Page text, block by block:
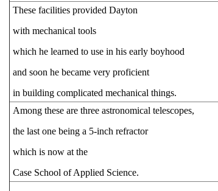
These facilities provided Dayton
with mechanical tools
which he learned to use in his early boyhood
and soon he became very proficient
in building complicated mechanical things.
Among these are three astronomical telescopes,
the last one being a 5-inch refractor
which is now at the
Case School of Applied Science.